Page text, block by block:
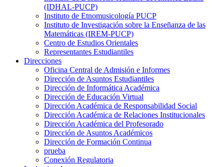
(IDHAL-PUCP)
Instituto de Etnomusicología PUCP
Instituto de Investigación sobre la Enseñanza de las
Matemáticas (IREM-PUCP)
Centro de Estudios Orientales
Representantes Estudiantiles
Direcciones
Oficina Central de Admisión e Informes
Dirección de Asuntos Estudiantiles
Dirección de Informática Académica
Dirección de Educación Virtual
Dirección Académica de Responsabilidad Social
Dirección Académica de Relaciones Institucionales
Dirección Académica del Profesorado
Dirección de Asuntos Académicos
Dirección de Formación Continua
prueba
Conexión Regulatoria